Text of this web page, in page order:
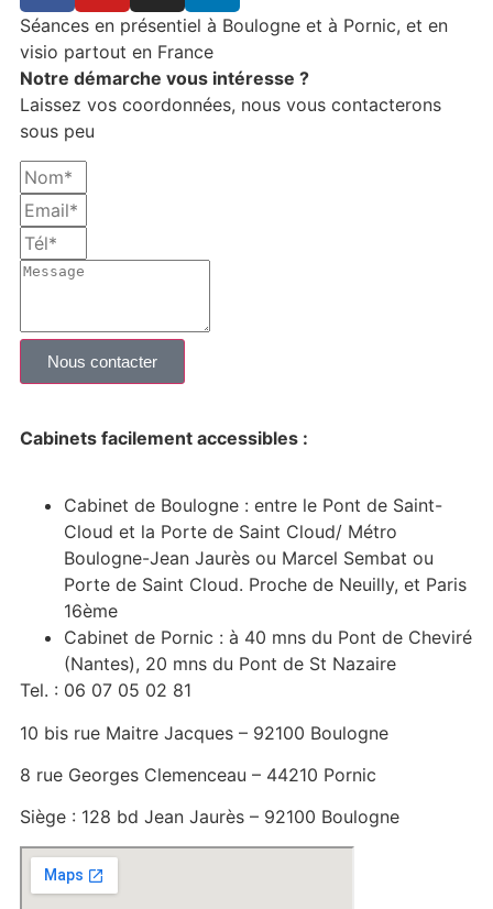
Séances en présentiel à Boulogne et à Pornic, et en
visio partout en France
Notre démarche vous intéresse ?
Laissez vos coordonnées, nous vous contacterons
sous peu
Nous contacter
Cabinets facilement accessibles :
Cabinet de Boulogne : entre le Pont de Saint-
Cloud et la Porte de Saint Cloud/ Métro
Boulogne-Jean Jaurès ou Marcel Sembat ou
Porte de Saint Cloud. Proche de Neuilly, et Paris
16ème
Cabinet de Pornic : à 40 mns du Pont de Cheviré
(Nantes), 20 mns du Pont de St Nazaire
Tel. : 06 07 05 02 81
10 bis rue Maitre Jacques – 92100 Boulogne
8 rue Georges Clemenceau – 44210 Pornic
Siège : 128 bd Jean Jaurès – 92100 Boulogne